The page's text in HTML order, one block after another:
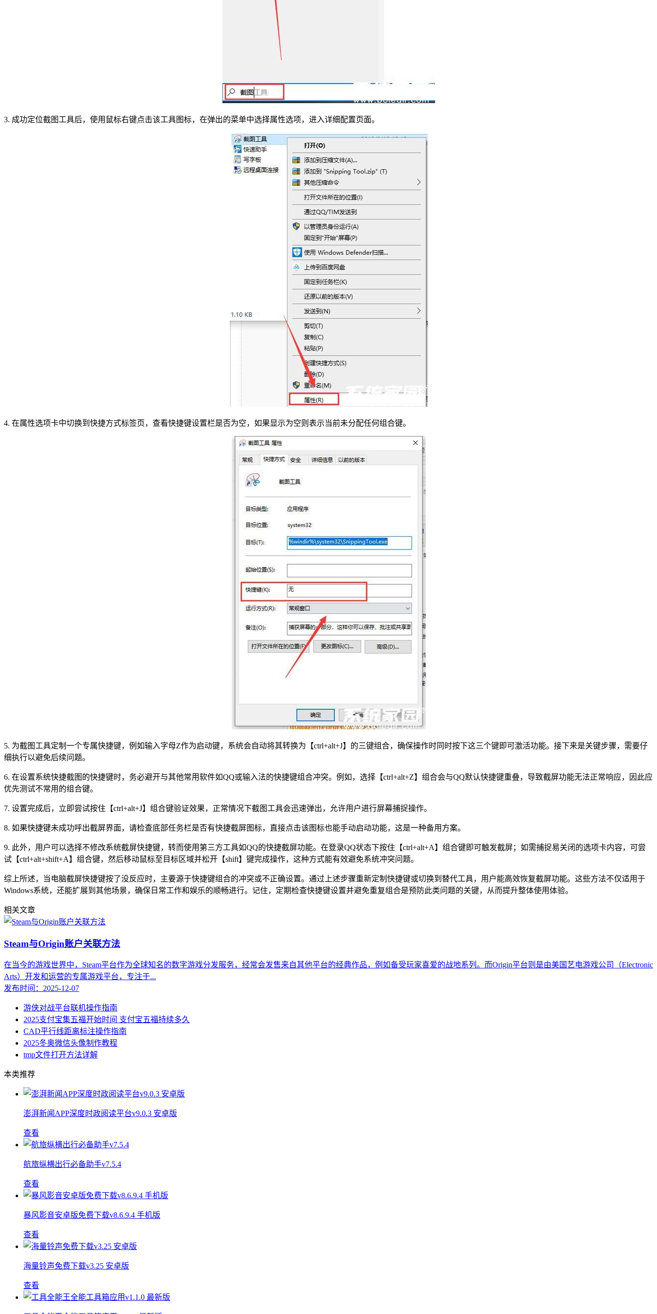
3. 成功定位截图工具后，使用鼠标右键点击该工具图标，在弹出的菜单中选择属性选项，进入详细配置页面。
4. 在属性选项卡中切换到快捷方式标签页，查看快捷键设置栏是否为空，如果显示为空则表示当前未分配任何组合键。
5. 为截图工具定制一个专属快捷键，例如输入字母Z作为启动键，系统会自动将其转换为【ctrl+alt+J】的三键组合，确保操作时同时按下这三个键即可激活功能。接下来是关键步骤，需要仔
细执行以避免后续问题。
6. 在设置系统快捷截图的快捷键时，务必避开与其他常用软件如QQ或输入法的快捷键组合冲突。例如，选择【ctrl+alt+Z】组合会与QQ默认快捷键重叠，导致截屏功能无法正常响应，因此应
优先测试不常用的组合键。
7. 设置完成后，立即尝试按住【ctrl+alt+J】组合键验证效果，正常情况下截图工具会迅速弹出，允许用户进行屏幕捕捉操作。
8. 如果快捷键未成功呼出截屏界面，请检查底部任务栏是否有快捷截屏图标，直接点击该图标也能手动启动功能，这是一种备用方案。
9. 此外，用户可以选择不修改系统截屏快捷键，转而使用第三方工具如QQ的快捷截屏功能。在登录QQ状态下按住【ctrl+alt+A】组合键即可触发截屏；如需捕捉易关闭的选项卡内容，可尝
试【ctrl+alt+shift+A】组合键，然后移动鼠标至目标区域并松开【shift】键完成操作，这种方式能有效避免系统冲突问题。
综上所述，当电脑截屏快捷键按了没反应时，主要源于快捷键组合的冲突或不正确设置。通过上述步骤重新定制快捷键或切换到替代工具，用户能高效恢复截屏功能。这些方法不仅适用于
Windows系统，还能扩展到其他场景，确保日常工作和娱乐的顺畅进行。记住，定期检查快捷键设置并避免重复组合是预防此类问题的关键，从而提升整体使用体验。
相关文章
Steam与Origin账户关联方法
在当今的游戏世界中，Steam平台作为全球知名的数字游戏分发服务，经常会发售来自其他平台的经典作品，例如备受玩家喜爱的战地系列。而Origin平台则是由美国艺电游戏公司（Electronic
Arts）开发和运营的专属游戏平台，专注于...
发布时间：2025-12-07
游侠对战平台联机操作指南
2025支付宝集五福开始时间 支付宝五福持续多久
CAD平行线距离标注操作指南
2025冬奥微信头像制作教程
tmp文件打开方法详解
本类推荐
澎湃新闻APP深度时政阅读平台v9.0.3 安卓版
查看
航旅纵横出行必备助手v7.5.4
查看
暴风影音安卓版免费下载v8.6.9.4 手机版
查看
海量铃声免费下载v3.25 安卓版
查看